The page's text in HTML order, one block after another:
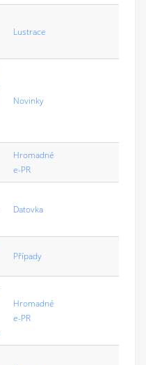
Lustrace
Novinky
Hromadné
e-PR
Datovka
Případy
Hromadné
e-PR